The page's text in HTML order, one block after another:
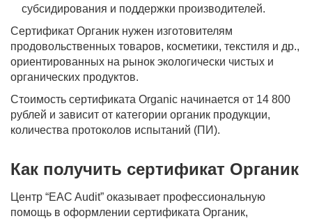
субсидирования и поддержки производителей.
Сертификат Органик нужен изготовителям
продовольственных товаров, косметики, текстиля и др.,
ориентированных на рынок экологически чистых и
органических продуктов.
Стоимость сертификата Organic начинается от 14 800
рублей и зависит от категории органик продукции,
количества протоколов испытаний (ПИ).
Как получить сертификат Органик
Центр “EAC Audit” оказывает профессиональную
помощь в оформлении сертификата Органик,